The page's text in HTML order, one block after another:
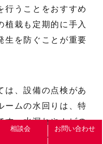
行うことをおすすめ
植栽も定期的に手入
生を防ぐことが重要
は、設備の点検があ
ームの水回りは、特
す。水漏れやカビの
にシーリングの状態
相談会 お問い合わせ